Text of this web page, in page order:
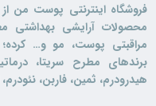
محصولات آرایشی بهداشتی
مراقبتی پوست، مو و…
برندهای مطرح سریتا،
هیدرودرم، ثمین، فاربن،